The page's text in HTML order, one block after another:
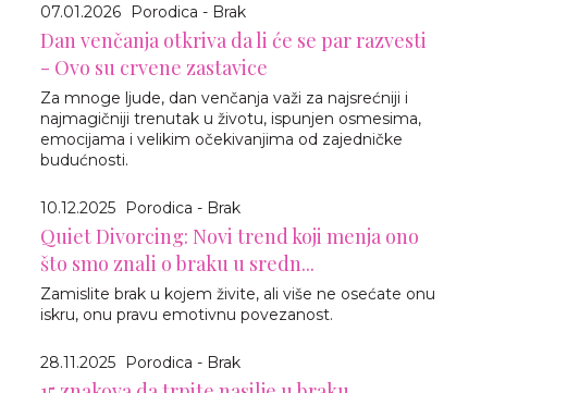
07.01.2026 Porodica - Brak
Dan venčanja otkriva da li će se par razvesti
- Ovo su crvene zastavice
Za mnoge ljude, dan venčanja važi za najsrećniji i
najmagičniji trenutak u životu, ispunjen osmesima,
emocijama i velikim očekivanjima od zajedničke
budućnosti.
10.12.2025 Porodica - Brak
Quiet Divorcing: Novi trend koji menja ono
što smo znali o braku u sredn...
Zamislite brak u kojem živite, ali više ne osećate onu
iskru, onu pravu emotivnu povezanost.
28.11.2025 Porodica - Brak